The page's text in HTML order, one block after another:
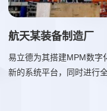
航天某装备制造厂
易立德为其搭建MPM数字
新的系统平台，同时进行